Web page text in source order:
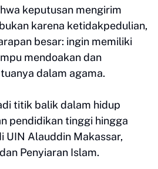
keputusan mengirim
karena ketidakpedulian,
besar: ingin memiliki
mendoakan dan
dalam agama.
titik balik dalam hidup
pendidikan tinggi hingga
UIN Alauddin Makassar,
Penyiaran Islam.